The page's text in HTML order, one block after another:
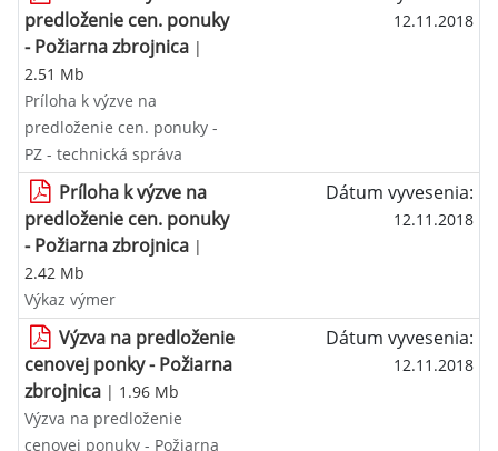
predloženie cen. ponuky
- Požiarna zbrojnica |
2.51 Mb
12.11.2018
Príloha k výzve na
predloženie cen. ponuky -
PZ - technická správa
Príloha k výzve na
predloženie cen. ponuky
- Požiarna zbrojnica |
2.42 Mb
Dátum vyvesenia:
12.11.2018
Výkaz výmer
Výzva na predloženie
cenovej ponky - Požiarna
zbrojnica | 1.96 Mb
Dátum vyvesenia:
12.11.2018
Výzva na predloženie
cenovej ponuky - Požiarna